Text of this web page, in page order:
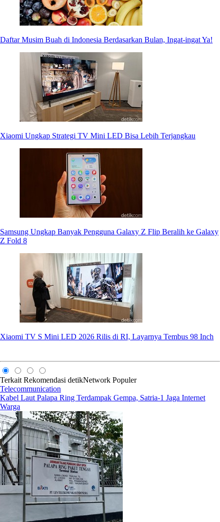
Daftar Musim Buah di Indonesia Berdasarkan Bulan, Ingat-ingat Ya!
Xiaomi Ungkap Strategi TV Mini LED Bisa Lebih Terjangkau
Samsung Ungkap Banyak Pengguna Galaxy Z Flip Beralih ke Galaxy
Z Fold 8
Xiaomi TV S Mini LED 2026 Rilis di RI, Layarnya Tembus 98 Inch
Terkait Rekomendasi detikNetwork Populer
Telecommunication
Kabel Laut Palapa Ring Terdampak Gempa, Satria-1 Jaga Internet
Warga